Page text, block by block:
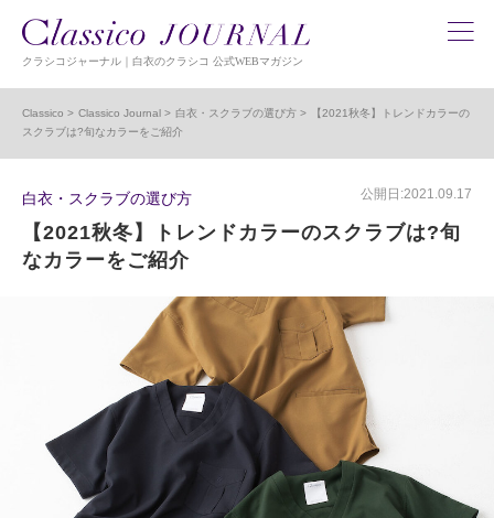
クラシコジャーナル｜白衣のクラシコ 公式WEBマガジン
Classico Classico Journal 白衣・スクラブの選び方
【2021秋冬】トレンドカラーの
スクラブは?旬なカラーをご紹介
白衣・スクラブの選び方 公開日:2021.09.17
【2021秋冬】トレンドカラーのスクラブは?旬
なカラーをご紹介